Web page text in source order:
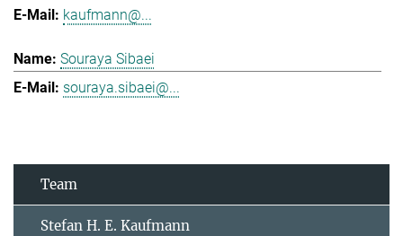
kaufmann@...
Souraya Sibaei
souraya.sibaei@...
Team
Stefan H. E. Kaufmann